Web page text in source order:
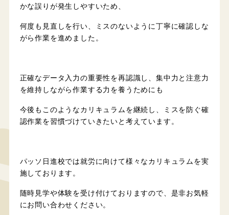
かな誤りが発生しやすいため、
何度も見直しを行い、ミスのないように丁寧に確認しな
がら作業を進めました。
正確なデータ入力の重要性を再認識し、集中力と注意力
を維持しながら作業する力を養うためにも
今後もこのようなカリキュラムを継続し、ミスを防ぐ確
認作業を習慣づけていきたいと考えています。
パッソ日進校では就労に向けて様々なカリキュラムを実
施しております。
随時見学や体験を受け付けておりますので、是非お気軽
にお問い合わせください。